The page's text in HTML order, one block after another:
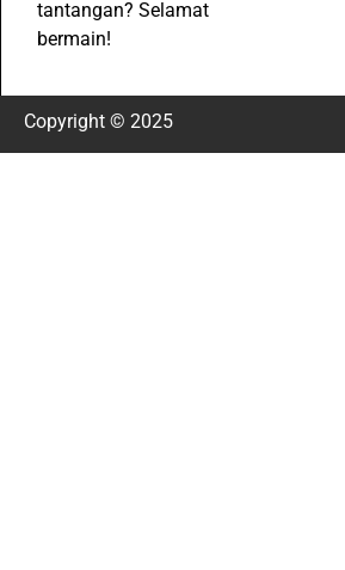
tantangan? Selamat
bermain!
Copyright © 2025